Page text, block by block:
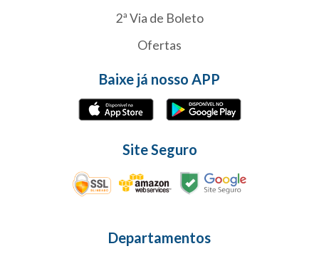
2ª Via de Boleto
Ofertas
Baixe já nosso APP
Site Seguro
Departamentos